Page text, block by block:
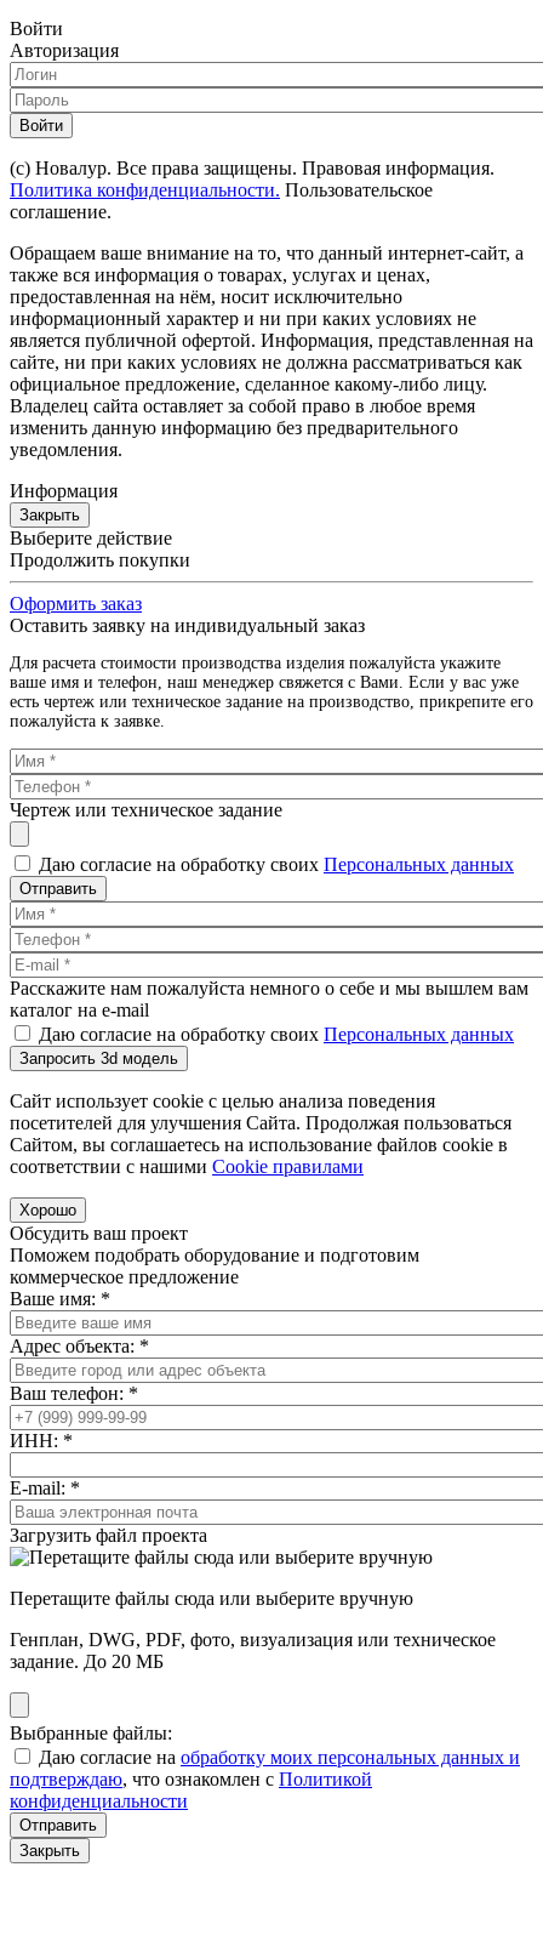
Войти
Авторизация
Войти
(с) Новалур. Все права защищены. Правовая информация.
Политика конфиденциальности. Пользовательское
соглашение.
Обращаем ваше внимание на то, что данный интернет-сайт, а
также вся информация о товарах, услугах и ценах,
предоставленная на нём, носит исключительно
информационный характер и ни при каких условиях не
является публичной офертой. Информация, представленная на
сайте, ни при каких условиях не должна рассматриваться как
официальное предложение, сделанное какому-либо лицу.
Владелец сайта оставляет за собой право в любое время
изменить данную информацию без предварительного
уведомления.
Информация
Закрыть
Выберите действие
Продолжить покупки
Оформить заказ
Оставить заявку на индивидуальный заказ
Для расчета стоимости производства изделия пожалуйста укажите
ваше имя и телефон, наш менеджер свяжется с Вами. Если у вас уже
есть чертеж или техническое задание на производство, прикрепите его
пожалуйста к заявке.
Чертеж или техническое задание
Даю согласие на обработку своих Персональных данных
Отправить
Расскажите нам пожалуйста немного о себе и мы вышлем вам
каталог на e-mail
Даю согласие на обработку своих Персональных данных
Запросить 3d модель
Сайт использует cookie с целью анализа поведения
посетителей для улучшения Сайта. Продолжая пользоваться
Сайтом, вы соглашаетесь на использование файлов cookie в
соответствии с нашими Cookiе правилами
Хорошо
Обсудить ваш проект
Поможем подобрать оборудование и подготовим
коммерческое предложение
Ваше имя: *
Адрес объекта: *
Ваш телефон: *
ИНН: *
E-mail: *
Загрузить файл проекта
Перетащите файлы сюда или выберите вручную
Генплан, DWG, PDF, фото, визуализация или техническое
задание. До 20 МБ
Выбранные файлы:
Даю согласие на обработку моих персональных данных и
подтверждаю, что ознакомлен с Политикой
конфиденциальности
Отправить
Закрыть